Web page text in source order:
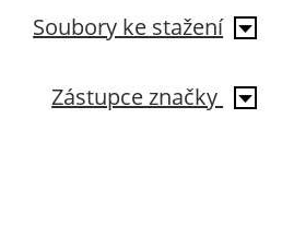
Soubory ke stažení
Zástupce značky